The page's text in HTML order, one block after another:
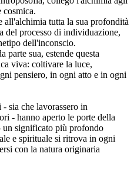
all'alchimia tutta la sua profondità
del processo di individuazione,
dell'inconscio.
parte sua, estende questa
viva: coltivare la luce,
pensiero, in ogni atto e in ogni
sia che lavorassero in
- hanno aperto le porte della
un significato più profondo
e spirituale si ritrova in ogni
con la natura originaria